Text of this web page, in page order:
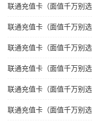
联通充值卡（面值千万别
联通充值卡（面值千万别
联通充值卡（面值千万别
联通充值卡（面值千万别
联通充值卡（面值千万别
联通充值卡（面值千万别